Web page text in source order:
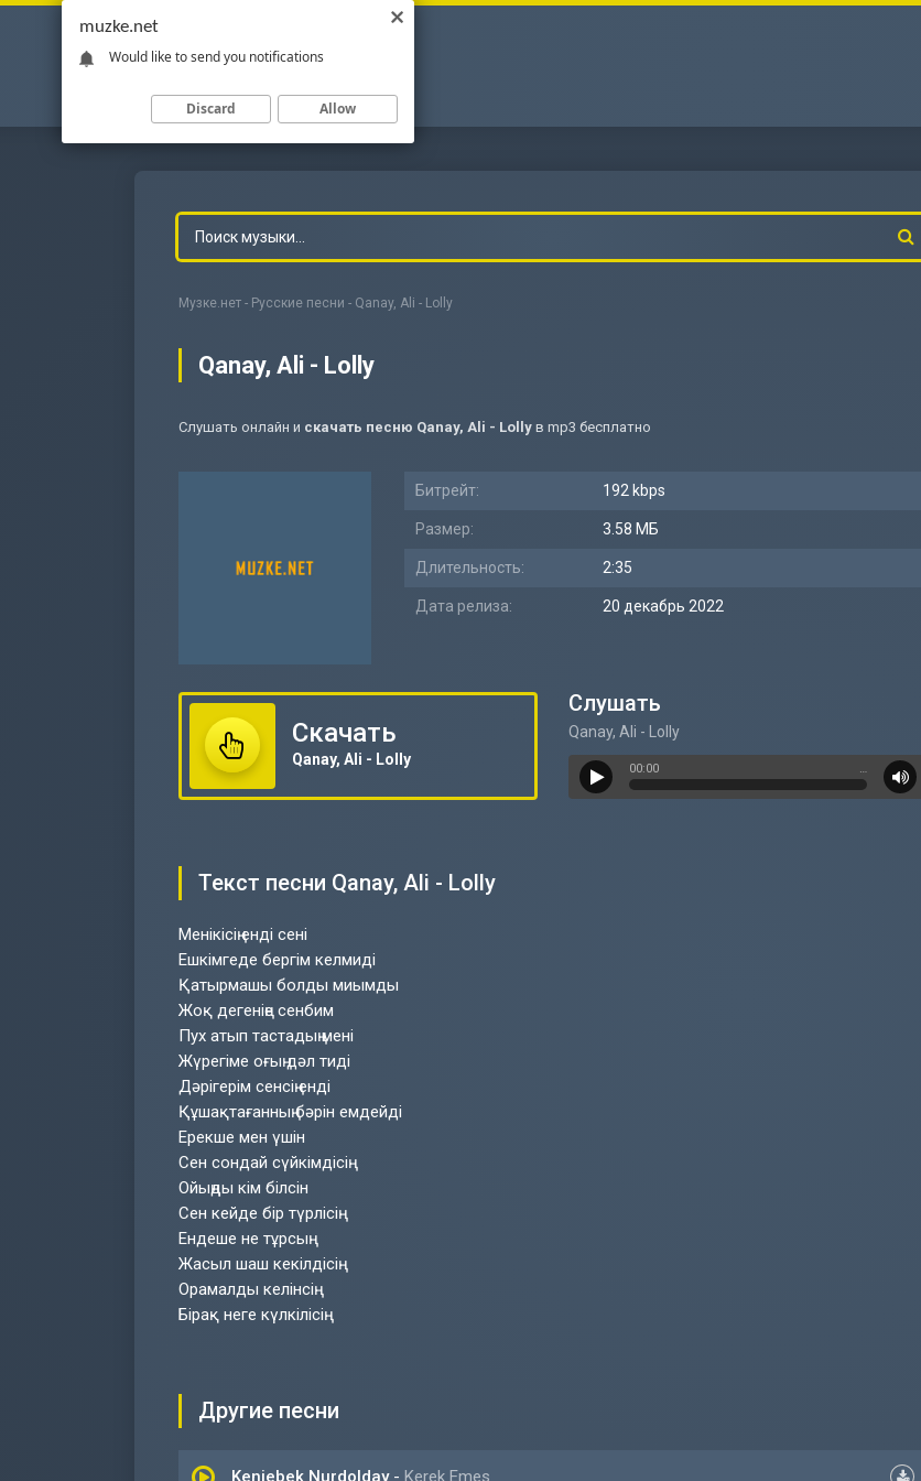
Музке.нет - Русские песни - Qanay, Ali - Lolly
Qanay, Ali - Lolly
Слушать онлайн и скачать песню Qanay, Ali - Lolly в mp3 бесплатно
Битрейт: 192 kbps
Размер: 3.58 МБ
Длительность: 2:35
Дата релиза: 20 декабрь 2022
Скачать
Qanay, Ali - Lolly
Слушать
Qanay, Ali - Lolly
00:00 …
Текст песни Qanay, Ali - Lolly
Менікісің енді сені
Ешкімгеде бергім келмиді
Қатырмашы болды миымды
Жоқ дегеніңе сенбим
Пух атып тастадың мені
Жүрегіме оғың дәл тиді
Дәрігерім сенсің енді
Құшақтағанның бәрін емдейді
Ерекше мен үшін
Сен сондай сүйкімдісің
Ойыңды кім білсін
Сен кейде бір түрлісің
Ендеше не тұрсың
Жасыл шаш кекілдісің
Орамалды келінсің
Бірақ неге күлкілісің
Другие песни
Kenjebek Nurdolday- Kerek Emes
muzke.net
Would like to send you notifications
Discard Allow